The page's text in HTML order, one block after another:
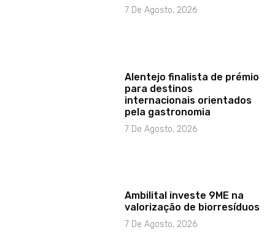
7 De Agosto, 2026
Alentejo finalista de prémio
para destinos
internacionais orientados
pela gastronomia
7 De Agosto, 2026
Ambilital investe 9ME na
valorização de biorresíduos
7 De Agosto, 2026